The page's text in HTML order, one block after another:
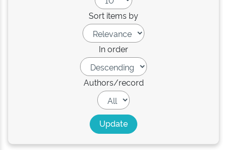
Sort items by
In order
Authors/record